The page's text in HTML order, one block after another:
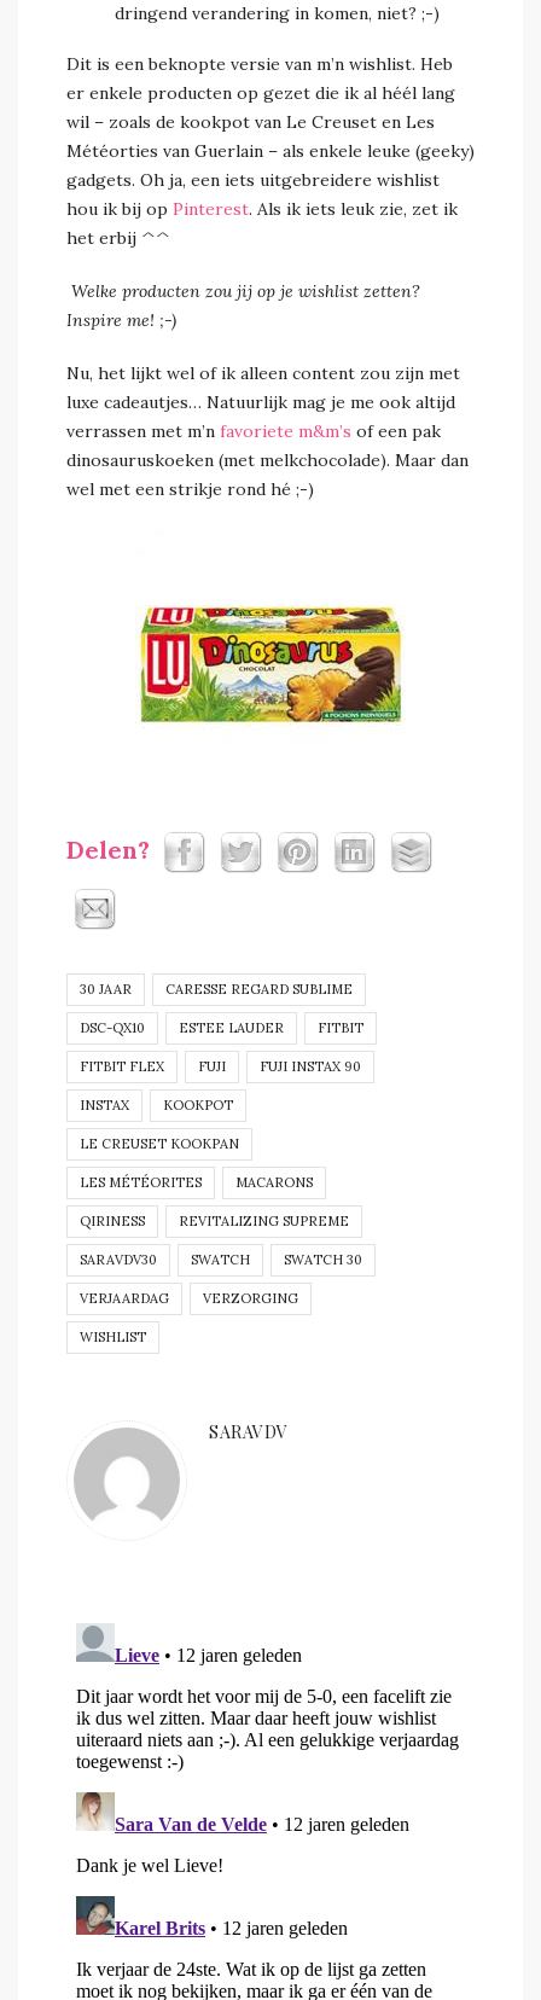
dringend verandering in komen, niet? ;-)
Dit is een beknopte versie van m’n wishlist. Heb
er enkele producten op gezet die ik al héél lang
wil – zoals de kookpot van Le Creuset en Les
Météorties van Guerlain – als enkele leuke (geeky)
gadgets. Oh ja, een iets uitgebreidere wishlist
hou ik bij op Pinterest. Als ik iets leuk zie, zet ik
het erbij ^^
Welke producten zou jij op je wishlist zetten?
Inspire me! ;-)
Nu, het lijkt wel of ik alleen content zou zijn met
luxe cadeautjes… Natuurlijk mag je me ook altijd
verrassen met m’n favoriete m&m’s of een pak
dinosauruskoeken (met melkchocolade). Maar dan
wel met een strikje rond hé ;-)
Delen?
30 JAAR CARESSE REGARD SUBLIME
DSC-QX10 ESTEE LAUDER FITBIT
FITBIT FLEX FUJI FUJI INSTAX 90
INSTAX KOOKPOT
LE CREUSET KOOKPAN
LES MÉTÉORITES MACARONS
QIRINESS REVITALIZING SUPREME
SARAVDV30 SWATCH SWATCH 30
VERJAARDAG VERZORGING
WISHLIST
SARAVDV